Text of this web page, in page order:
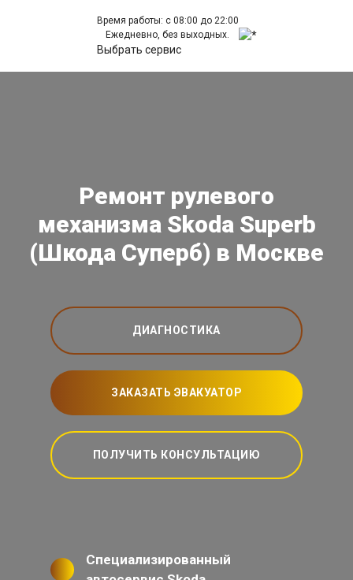
Время работы: с 08:00 до 22:00
Ежедневно, без выходных.
Выбрать сервис
Ремонт рулевого
механизма Skoda Superb
(Шкода Суперб) в Москве
ДИАГНОСТИКА
ЗАКАЗАТЬ ЭВАКУАТОР
ПОЛУЧИТЬ КОНСУЛЬТАЦИЮ
Специализированный